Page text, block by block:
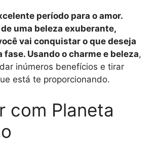
período para o amor.
uma beleza exuberante,
vai conquistar o que deseja
fase. Usando o charme e beleza,
inúmeros benefícios e tirar
está te proporcionando.
com Planeta